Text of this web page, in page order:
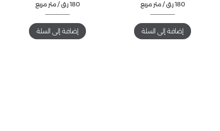
متر مربع / 180 ر.ق
إضافة إلى السلة
متر مربع / 180 ر.ق
إضافة إلى السلة